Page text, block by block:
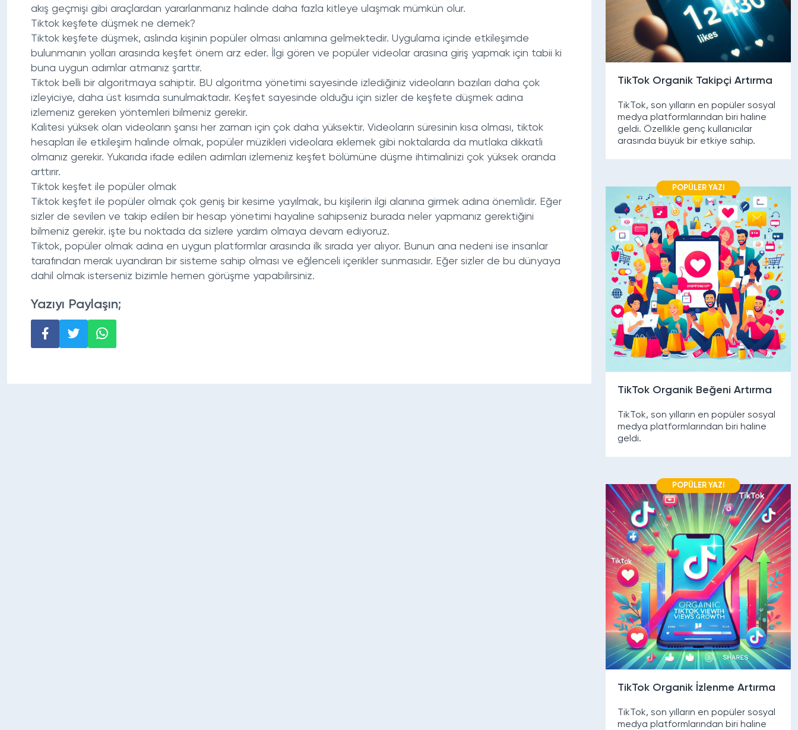
akış geçmişi gibi araçlardan yararlanmanız halinde daha fazla kitleye ulaşmak mümkün olur.
Tiktok keşfete düşmek ne demek?
Tiktok keşfete düşmek, aslında kişinin popüler olması anlamına gelmektedir. Uygulama içinde etkileşimde
bulunmanın yolları arasında keşfet önem arz eder. İlgi gören ve popüler videolar arasına giriş yapmak için tabii ki
buna uygun adımlar atmanız şarttır.
Tiktok belli bir algoritmaya sahiptir. BU algoritma yönetimi sayesinde izlediğiniz videoların bazıları daha çok
izleyiciye, daha üst kısımda sunulmaktadır. Keşfet sayesinde olduğu için sizler de keşfete düşmek adına
izlemeniz gereken yöntemleri bilmeniz gerekir.
Kalitesi yüksek olan videoların şansı her zaman için çok daha yüksektir. Videoların süresinin kısa olması, tiktok
hesapları ile etkileşim halinde olmak, popüler müzikleri videolara eklemek gibi noktalarda da mutlaka dikkatli
olmanız gerekir. Yukarıda ifade edilen adımları izlemeniz keşfet bölümüne düşme ihtimalinizi çok yüksek oranda
arttırır.
Tiktok keşfet ile popüler olmak
Tiktok keşfet ile popüler olmak çok geniş bir kesime yayılmak, bu kişilerin ilgi alanına girmek adına önemlidir. Eğer
sizler de sevilen ve takip edilen bir hesap yönetimi hayaline sahipseniz burada neler yapmanız gerektiğini
bilmeniz gerekir. işte bu noktada da sizlere yardım olmaya devam ediyoruz.
Tiktok, popüler olmak adına en uygun platformlar arasında ilk sırada yer alıyor. Bunun ana nedeni ise insanlar
tarafından merak uyandıran bir sisteme sahip olması ve eğlenceli içerikler sunmasıdır. Eğer sizler de bu dünyaya
dahil olmak isterseniz bizimle hemen görüşme yapabilirsiniz.
Yazıyı Paylaşın;
TikTok Organik Takipçi Artırma
TikTok, son yılların en popüler sosyal
medya platformlarından biri haline
geldi. Özellikle genç kullanıcılar
arasında büyük bir etkiye sahip.
POPÜLER YAZI
TikTok Organik Beğeni Artırma
TikTok, son yılların en popüler sosyal
medya platformlarından biri haline
geldi.
POPÜLER YAZI
TikTok Organik İzlenme Artırma
TikTok, son yılların en popüler sosyal
medya platformlarından biri haline